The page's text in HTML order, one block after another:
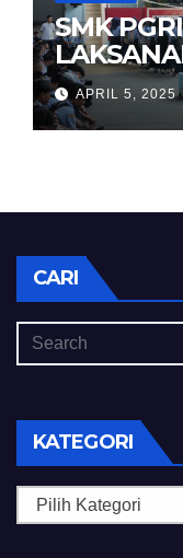
SMK
HALAL
APRIL 5, 2025
CARI
KATEGORI
Kategori